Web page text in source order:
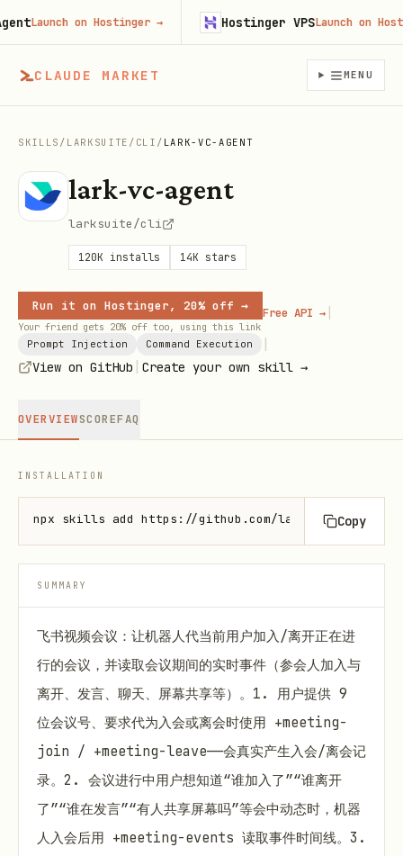
CLAUDE MARKET MENU
SKILLS / LARKSUITE / CLI / LARK-VC-AGENT
lark-vc-agent
larksuite/cli
120K installs 14K stars
Run it on Hostinger, 20% off →
Your friend gets 20% off too, using this link
Free API → |
Prompt Injection Command Execution
View on GitHub Create your own skill →
OVERVIEWSCOREFAQ
INSTALLATION
npx skills add https://github.com/larksuite/cli --
Copy
SUMMARY
飞书视频会议：让机器人代当前用户加入/离开正在进
行的会议，并读取会议期间的实时事件（参会人加入与
离开、发言、聊天、屏幕共享等）。1. 用户提供 9
位会议号、要求代为入会或离会时使用 +meeting-
join / +meeting-leave——会真实产生入会/离会记
录。2. 会议进行中用户想知道“谁加入了”“谁离开
了”“谁在发言”“有人共享屏幕吗”等会中动态时，机器
人入会后用 +meeting-events 读取事件时间线。3.
Launch on Hostinger→ Hostinger VPS Launch on